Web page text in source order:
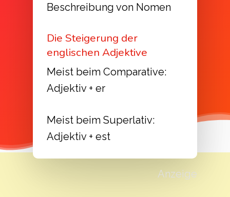
Beschreibung von Nomen
Die Steigerung der
englischen Adjektive
Meist beim Comparative:
Adjektiv + er
Meist beim Superlativ:
Adjektiv + est
Anzeige